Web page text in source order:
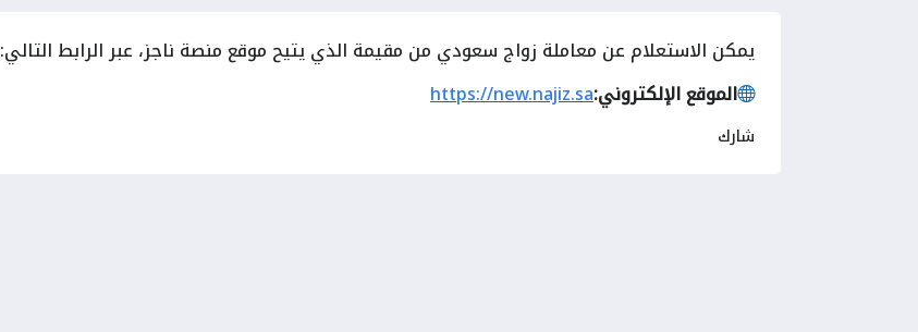
يمكن الاستعلام عن معاملة زواج سعودي من مقيمة الذي يتيح موقع منصة ناجز، عبر الرابط التالي:
الموقع الإلكتروني:https://new.najiz.sa
شارك